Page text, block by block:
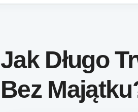
Jak Długo
Bez